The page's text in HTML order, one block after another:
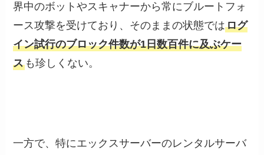
界中のボットやスキャナーから常にブルートフォ
ース攻撃を受けており、そのままの状態ではログ
イン試行のブロック件数が1日数百件に及ぶケー
ス も珍しくない。
一方で、特にエックスサーバーのレンタルサーバ